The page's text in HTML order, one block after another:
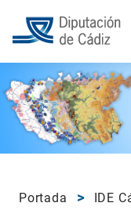
Portada IDE